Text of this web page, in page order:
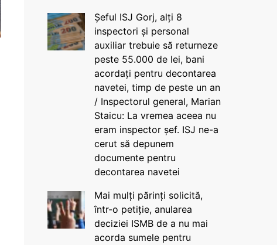
Șeful ISJ Gorj, alți 8
inspectori și personal
auxiliar trebuie să returneze
peste 55.000 de lei, bani
acordați pentru decontarea
navetei, timp de peste un an
/ Inspectorul general, Marian
Staicu: La vremea aceea nu
eram inspector șef. ISJ ne-a
cerut să depunem
documente pentru
decontarea navetei
Mai mulți părinți solicită,
într-o petiție, anularea
deciziei ISMB de a nu mai
acorda sumele pentru